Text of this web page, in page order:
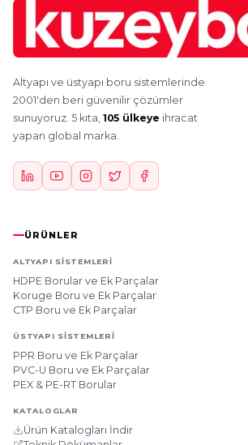
Altyapı ve üstyapı boru sistemlerinde
2001'den beri güvenilir çözümler
sunuyoruz. 5 kıta, 105 ülkeye ihracat
yapan global marka.
ÜRÜNLER
ALTYAPI SISTEMLERI
HDPE Borular ve Ek Parçalar
Koruge Boru ve Ek Parçalar
CTP Boru ve Ek Parçalar
ÜSTYAPI SISTEMLERI
PPR Boru ve Ek Parçalar
PVC-U Boru ve Ek Parçalar
PEX & PE-RT Borular
KATALOGLAR
Ürün Katalogları İndir